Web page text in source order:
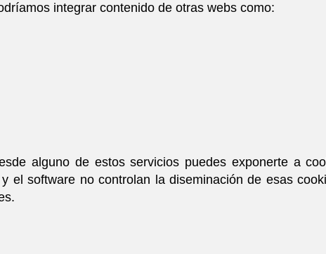
integrar contenido de otras webs como:
alguno de estos servicios puedes exponerte a
el software no controlan la diseminación de esas